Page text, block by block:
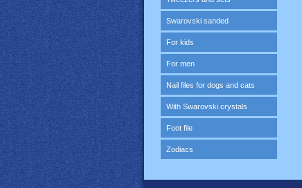
Swarovski sanded
For kids
For men
Nail files for dogs and cats
With Swarovski crystals
Foot file
Zodiacs